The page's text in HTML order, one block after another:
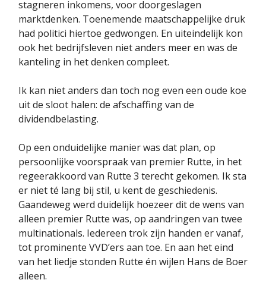
stagneren inkomens, voor doorgeslagen
marktdenken. Toenemende maatschappelijke druk
had politici hiertoe gedwongen. En uiteindelijk kon
ook het bedrijfsleven niet anders meer en was de
kanteling in het denken compleet.
Ik kan niet anders dan toch nog even een oude koe
uit de sloot halen: de afschaffing van de
dividendbelasting.
Op een onduidelijke manier was dat plan, op
persoonlijke voorspraak van premier Rutte, in het
regeerakkoord van Rutte 3 terecht gekomen. Ik sta
er niet té lang bij stil, u kent de geschiedenis.
Gaandeweg werd duidelijk hoezeer dit de wens van
alleen premier Rutte was, op aandringen van twee
multinationals. Iedereen trok zijn handen er vanaf,
tot prominente VVD’ers aan toe. En aan het eind
van het liedje stonden Rutte én wijlen Hans de Boer
alleen.